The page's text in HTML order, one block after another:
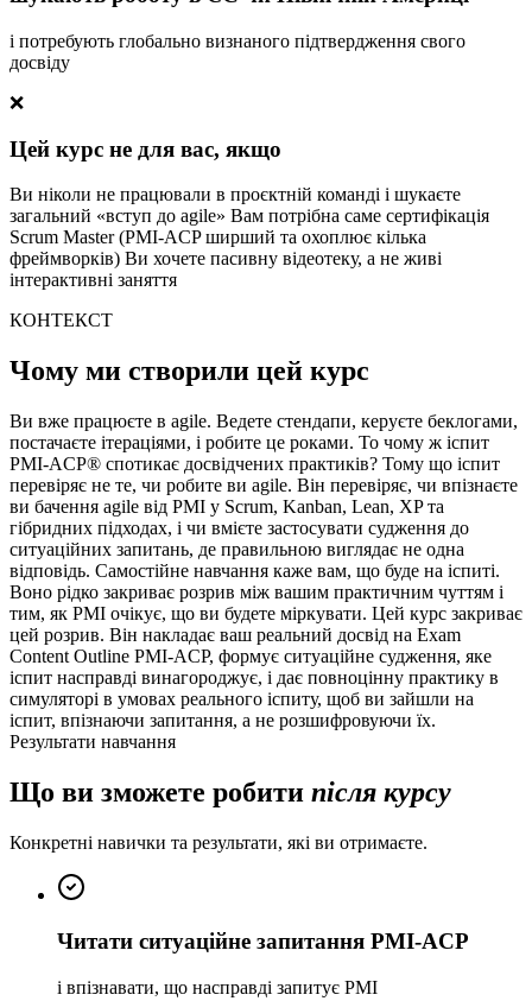
і потребують глобально визнаного підтвердження свого
досвіду
❌
Цей курс не для вас, якщо
Ви ніколи не працювали в проєктній команді і шукаєте
загальний «вступ до agile» Вам потрібна саме сертифікація
Scrum Master (PMI-ACP ширший та охоплює кілька
фреймворків) Ви хочете пасивну відеотеку, а не живі
інтерактивні заняття
КОНТЕКСТ
Чому ми створили цей курс
Ви вже працюєте в agile. Ведете стендапи, керуєте беклогами,
постачаєте ітераціями, і робите це роками. То чому ж іспит
PMI-ACP® спотикає досвідчених практиків? Тому що іспит
перевіряє не те, чи робите ви agile. Він перевіряє, чи впізнаєте
ви бачення agile від PMI у Scrum, Kanban, Lean, XP та
гібридних підходах, і чи вмієте застосувати судження до
ситуаційних запитань, де правильною виглядає не одна
відповідь. Самостійне навчання каже вам, що буде на іспиті.
Воно рідко закриває розрив між вашим практичним чуттям і
тим, як PMI очікує, що ви будете міркувати. Цей курс закриває
цей розрив. Він накладає ваш реальний досвід на Exam
Content Outline PMI-ACP, формує ситуаційне судження, яке
іспит насправді винагороджує, і дає повноцінну практику в
симуляторі в умовах реального іспиту, щоб ви зайшли на
іспит, впізнаючи запитання, а не розшифровуючи їх.
Результати навчання
Що ви зможете робити після курсу
Конкретні навички та результати, які ви отримаєте.
Читати ситуаційне запитання PMI-ACP
і впізнавати, що насправді запитує PMI